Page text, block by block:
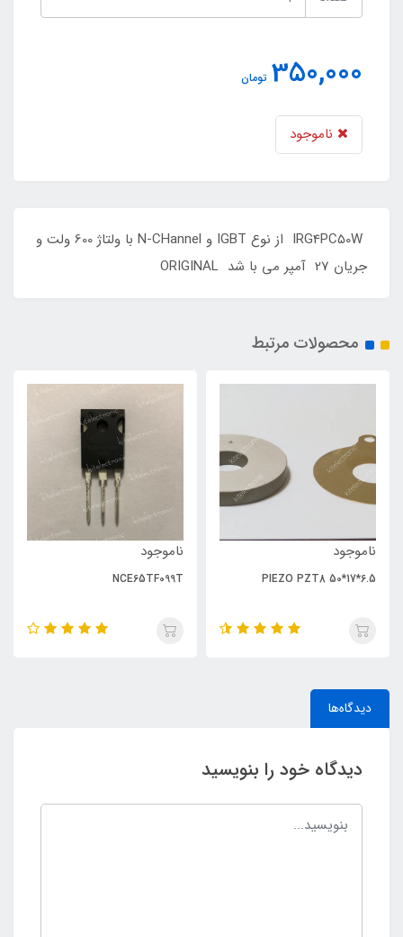
350,000 تومان
ناموجود
IRG4PC50W از نوع IGBT و N-CHannel با ولتاژ 600 ولت و
جریان 27 آمپر می با شد ORIGINAL
محصولات مرتبط
ناموجود
PIEZO PZT8 50*17*6.5
ناموجود
NCE65TF099T
دیدگاه‌ها
دیدگاه خود را بنویسید